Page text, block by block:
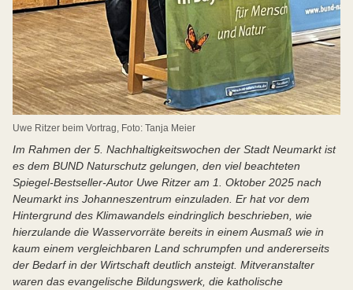
Uwe Ritzer beim Vortrag, Foto: Tanja Meier
Im Rahmen der 5. Nachhaltigkeitswochen der Stadt Neumarkt ist
es dem BUND Naturschutz gelungen, den viel beachteten
Spiegel-Bestseller-Autor Uwe Ritzer am 1. Oktober 2025 nach
Neumarkt ins Johanneszentrum einzuladen. Er hat vor dem
Hintergrund des Klimawandels eindringlich beschrieben, wie
hierzulande die Wasservorräte bereits in einem Ausmaß wie in
kaum einem vergleichbaren Land schrumpfen und andererseits
der Bedarf in der Wirtschaft deutlich ansteigt. Mitveranstalter
waren das evangelische Bildungswerk, die katholische